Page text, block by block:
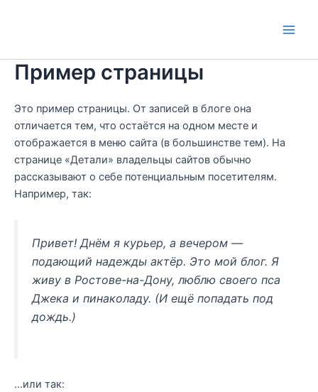
Пример страницы
Это пример страницы. От записей в блоге она
отличается тем, что остаётся на одном месте и
отображается в меню сайта (в большинстве тем). На
странице «Детали» владельцы сайтов обычно
рассказывают о себе потенциальным посетителям.
Например, так:
Привет! Днём я курьер, а вечером —
подающий надежды актёр. Это мой блог. Я
живу в Ростове-на-Дону, люблю своего пса
Джека и пинаколаду. (И ещё попадать под
дождь.)
…или так: